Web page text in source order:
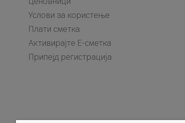
Услови за користење
Плати сметка
Активирајте Е-сметка
Припејд регистрација